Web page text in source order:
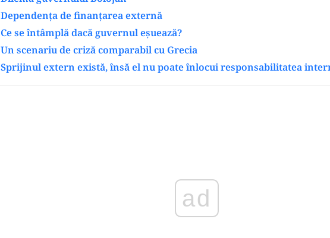
Dependența de finanțarea externă
Ce se întâmplă dacă guvernul eșuează?
Un scenariu de criză comparabil cu Grecia
Sprijinul extern există, însă el nu poate înlocui responsabilitatea